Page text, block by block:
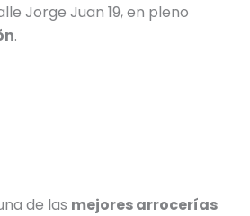
Jorge Juan 19, en pleno
.
de las mejores arrocerías